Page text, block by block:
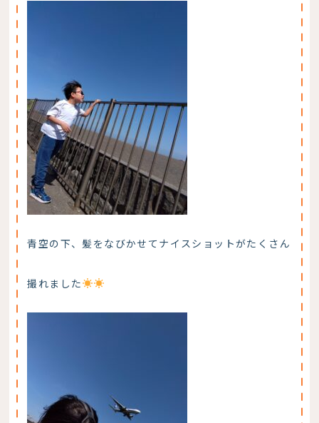
青空の下、髪をなびかせてナイスショットがたくさん
撮れました